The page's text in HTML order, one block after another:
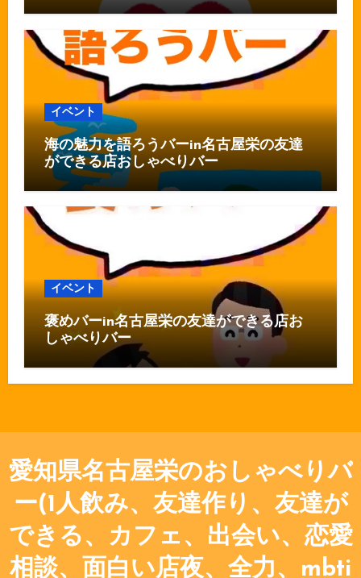
イベント
海の魅力を語ろうバーin名古屋栄の友達
ができる店おしゃべりバー
イベント
褒めバーin名古屋栄の友達ができる店お
しゃべりバー
愛知県名古屋栄のおしゃべりバ
ー(1人飲み、友達作り、友達が
できる、カフェ、出会い、恋愛
相談、面白い店夜、全力、mbti